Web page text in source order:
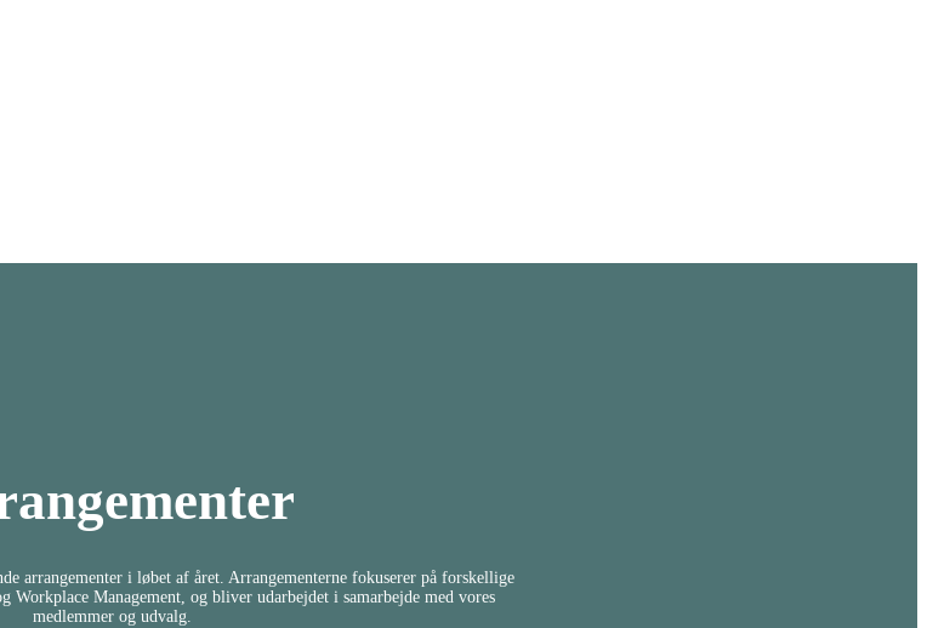
arrangementer i løbet af året. Arrangementerne fokuserer på forskellige
Management, og bliver udarbejdet i samarbejde med vores
medlemmer og udvalg.